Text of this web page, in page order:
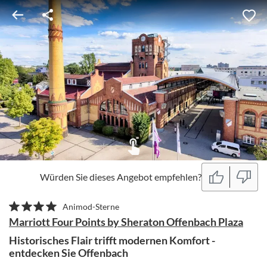
Würden Sie dieses Angebot empfehlen?
Animod-Sterne
Marriott Four Points by Sheraton Offenbach Plaza
Historisches Flair trifft modernen Komfort -
entdecken Sie Offenbach